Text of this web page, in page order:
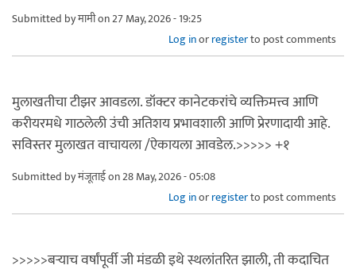
Submitted byमामीon 27 May, 2026 - 19:25
Log inorregisterto post comments
मुलाखतीचा टीझर आवडला. डॉक्टर कानेटकरांचे व्यक्तिमत्त्व आणि
करीयरमधे गाठलेली उंची अतिशय प्रभावशाली आणि प्रेरणादायी आहे.
सविस्तर मुलाखत वाचायला /ऐकायला आवडेल.>>>>> +१
Submitted byमंजूताईon 28 May, 2026 - 05:08
Log inorregisterto post comments
>>>>>बऱ्याच वर्षांपूर्वी जी मंडळी इथे स्थलांतरित झाली, ती कदाचित